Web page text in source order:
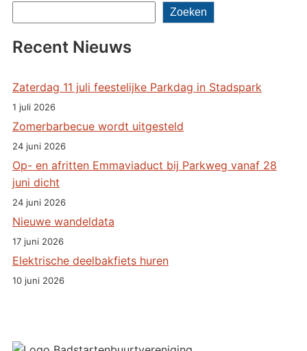
Zoeken
Recent Nieuws
Zaterdag 11 juli feestelijke Parkdag in Stadspark
1 juli 2026
Zomerbarbecue wordt uitgesteld
24 juni 2026
Op- en afritten Emmaviaduct bij Parkweg vanaf 28
juni dicht
24 juni 2026
Nieuwe wandeldata
17 juni 2026
Elektrische deelbakfiets huren
10 juni 2026